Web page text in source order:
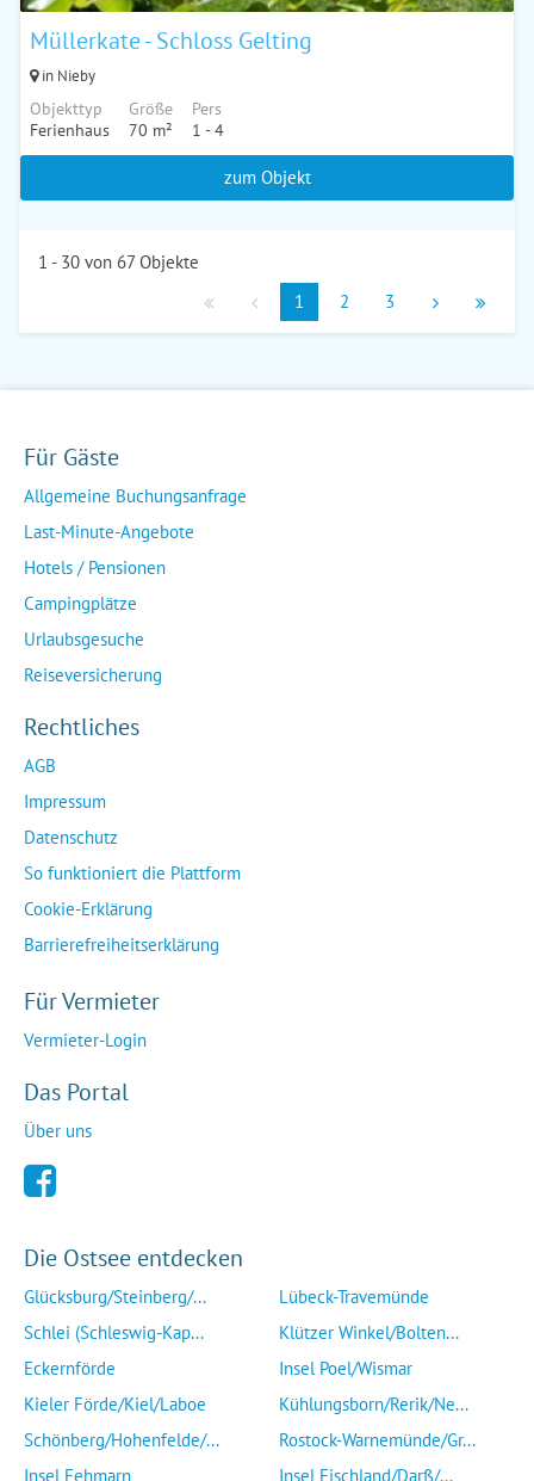
Müllerkate - Schloss Gelting
in Nieby
Objekttyp
Ferienhaus
Größe
70 m²
Pers
1 - 4
zum Objekt
1 - 30 von 67 Objekte
1
2 3
Für Gäste
Allgemeine Buchungsanfrage
Last-Minute-Angebote
Hotels / Pensionen
Campingplätze
Urlaubsgesuche
Reiseversicherung
Rechtliches
AGB
Impressum
Datenschutz
So funktioniert die Plattform
Cookie-Erklärung
Barrierefreiheitserklärung
Für Vermieter
Vermieter-Login
Das Portal
Über uns
Die Ostsee entdecken
Glücksburg/Steinberg/...
Schlei (Schleswig-Kap...
Eckernförde
Kieler Förde/Kiel/Laboe
Schönberg/Hohenfelde/...
Insel Fehmarn
Lübeck-Travemünde
Klützer Winkel/Bolten...
Insel Poel/Wismar
Kühlungsborn/Rerik/Ne...
Rostock-Warnemünde/Gr...
Insel Fischland/Darß/...